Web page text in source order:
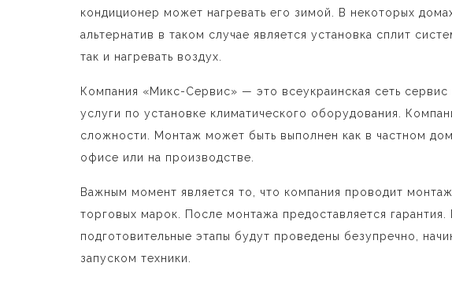
кондиционер может нагревать его зимой. В некоторых
альтернатив в таком случае является установка сплит
так и нагревать воздух.
Компания «Микс-Сервис» — это всеукраинская сеть
услуги по установке климатического оборудования.
сложности. Монтаж может быть выполнен как в частном
офисе или на производстве.
Важным момент является то, что компания проводит
торговых марок. После монтажа предоставляется
подготовительные этапы будут проведены безупречно,
запуском техники.